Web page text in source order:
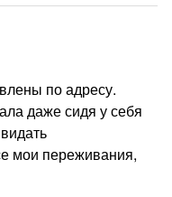
по адресу.
даже сидя у себя
мои переживания,